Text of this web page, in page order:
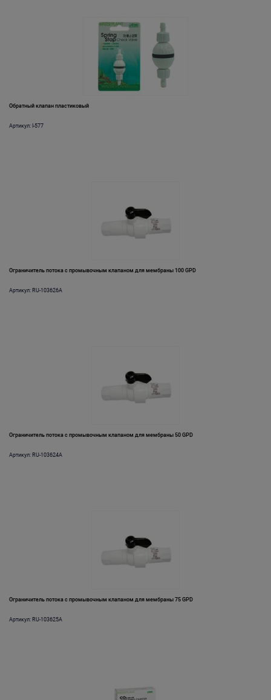
Обратный клапан пластиковый
Артикул: I-577
Ограничитель потока с промывочным клапаном для мембраны 100 GPD
Артикул: RU-103626A
Ограничитель потока с промывочным клапаном для мембраны 50 GPD
Артикул: RU-103624A
Ограничитель потока с промывочным клапаном для мембраны 75 GPD
Артикул: RU-103625A